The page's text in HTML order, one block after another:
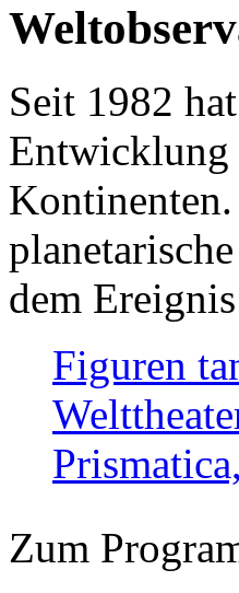
Seit 1982
Entwicklung
dem
Figuren
Zum